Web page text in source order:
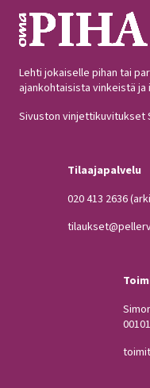
Lehti jokaiselle pihan tai
ajankohtaisista vinkeistä
Sivuston vinjettikuvitukset
Tilaajapalvelu
020 413 2636